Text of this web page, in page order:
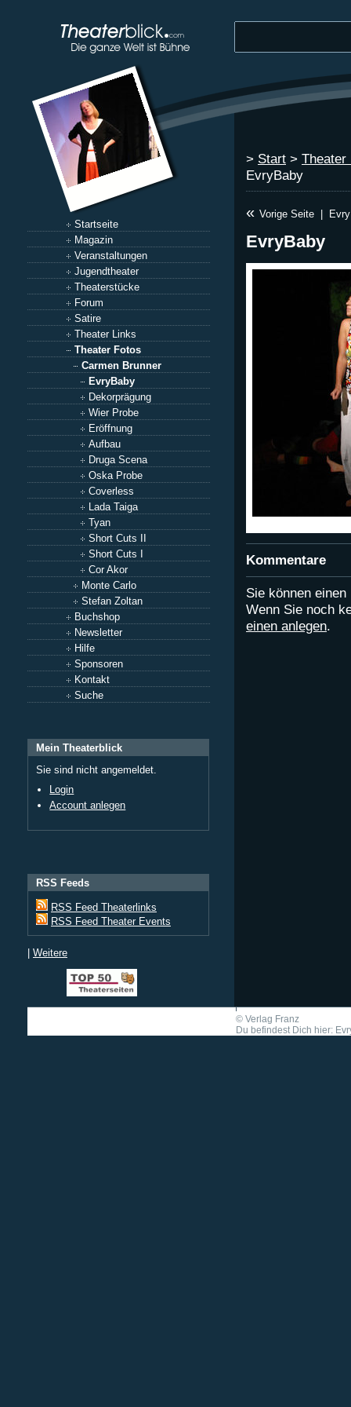
Startseite
Magazin
Veranstaltungen
Jugendtheater
Theaterstücke
Forum
Satire
Theater Links
Theater Fotos
Carmen Brunner
EvryBaby
Dekorprägung
Wier Probe
Eröffnung
Aufbau
Druga Scena
Oska Probe
Coverless
Lada Taiga
Tyan
Short Cuts II
Short Cuts I
Cor Akor
Monte Carlo
Stefan Zoltan
Buchshop
Newsletter
Hilfe
Sponsoren
Kontakt
Suche
Mein Theaterblick
Sie sind nicht angemeldet.
Login
Account anlegen
RSS Feeds
RSS Feed Theaterlinks
RSS Feed Theater Events
| Weitere
> Start > Theater
EvryBaby
« Vorige Seite
EvryBaby
Kommentare
Sie können
Wenn Sie noch
einen anlegen.
© Verlag Franz
Du befindest Dich hier: